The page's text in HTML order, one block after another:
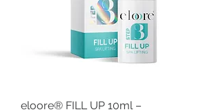
eloore® FILL UP 10ml –